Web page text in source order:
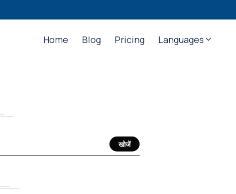
Home Blog Pricing Languages
खोजें